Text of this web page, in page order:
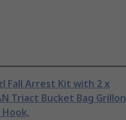
Fall Arrest Kit with 2 x
Triact Bucket Bag Grillon